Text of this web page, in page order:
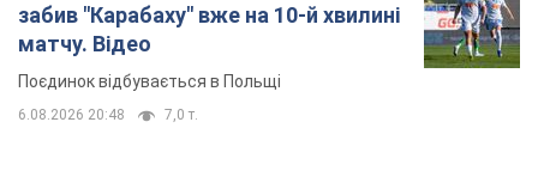
забив "Карабаху" вже на 10-й хвилині
матчу. Відео
Поєдинок відбувається в Польщі
6.08.2026 20:48 7,0 т.